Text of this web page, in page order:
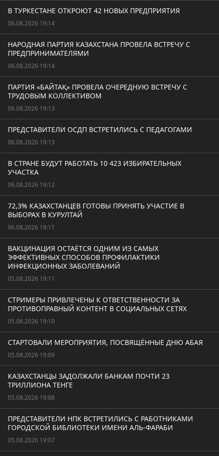
В ТУРКЕСТАНЕ ОТКРОЮТ 42 НОВЫХ ПРЕДПРИЯТИЯ
06.08.2026 19:14
НАРОДНАЯ ПАРТИЯ КАЗАХСТАНА ПРОВЕЛА ВСТРЕЧУ С
ПРЕДПРИНИМАТЕЛЯМИ
06.08.2026 19:14
ПАРТИЯ «БАЙТАҚ» ПРОВЕЛА ОЧЕРЕДНУЮ ВСТРЕЧУ С
ТРУДОВЫМ КОЛЛЕКТИВОМ
06.08.2026 19:13
ПРЕДСТАВИТЕЛИ ОСДП ВСТРЕТИЛИСЬ С ПЕДАГОГАМИ
06.08.2026 19:13
В СТРАНЕ БУДУТ РАБОТАТЬ 10 423 ИЗБИРАТЕЛЬНЫХ
УЧАСТКА
06.08.2026 19:12
72,3% КАЗАХСТАНЦЕВ ГОТОВЫ ПРИНЯТЬ УЧАСТИЕ В
ВЫБОРАХ В КУРУЛТАЙ
06.08.2026 19:11
ВАКЦИНАЦИЯ ОСТАЁТСЯ ОДНИМ ИЗ САМЫХ
ЭФФЕКТИВНЫХ СПОСОБОВ ПРОФИЛАКТИКИ
ИНФЕКЦИОННЫХ ЗАБОЛЕВАНИЙ
05.08.2026 19:11
СТРИМЕРЫ ПРИВЛЕЧЕНЫ К ОТВЕТСТВЕННОСТИ ЗА
ПРОТИВОПРАВНЫЙ КОНТЕНТ В СОЦИАЛЬНЫХ СЕТЯХ
05.08.2026 19:10
СТАРТОВАЛИ МЕРОПРИЯТИЯ, ПОСВЯЩЁННЫЕ ДНЮ АБАЯ
05.08.2026 19:09
КАЗАХСТАНЦЫ ЗАДОЛЖАЛИ БАНКАМ ПОЧТИ 23
ТРИЛЛИОНА ТЕНГЕ
05.08.2026 19:08
ПРЕДСТАВИТЕЛИ НПК ВСТРЕТИЛИСЬ С РАБОТНИКАМИ
ГОРОДСКОЙ БИБЛИОТЕКИ ИМЕНИ АЛЬ-ФАРАБИ
05.08.2026 19:07